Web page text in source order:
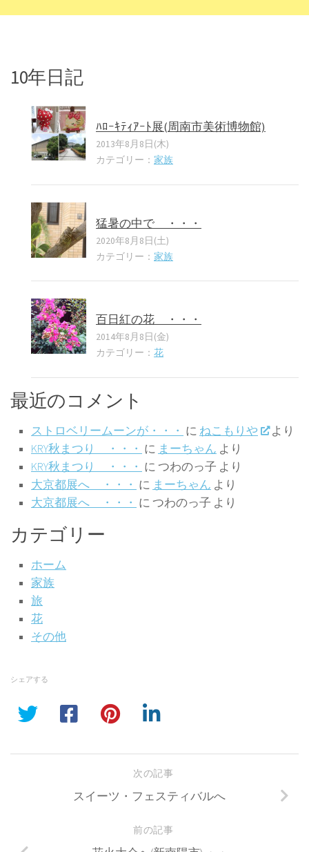
10年日記
ﾊﾛｰｷﾃｨｱｰﾄ展(周南市美術博物館)
2013年8月8日(木)
カテゴリー： 家族
猛暑の中で ・・・
2020年8月8日(土)
カテゴリー： 家族
百日紅の花 ・・・
2014年8月8日(金)
カテゴリー： 花
最近のコメント
ストロベリームーンが・・・ に ねこもりや
より
KRY秋まつり ・・・ に まーちゃん より
KRY秋まつり ・・・ に つわのっ子 より
大京都展へ ・・・ に まーちゃん より
大京都展へ ・・・ に つわのっ子 より
カテゴリー
ホーム
家族
旅
花
その他
シェアする
次の記事
スイーツ・フェスティバルへ
前の記事